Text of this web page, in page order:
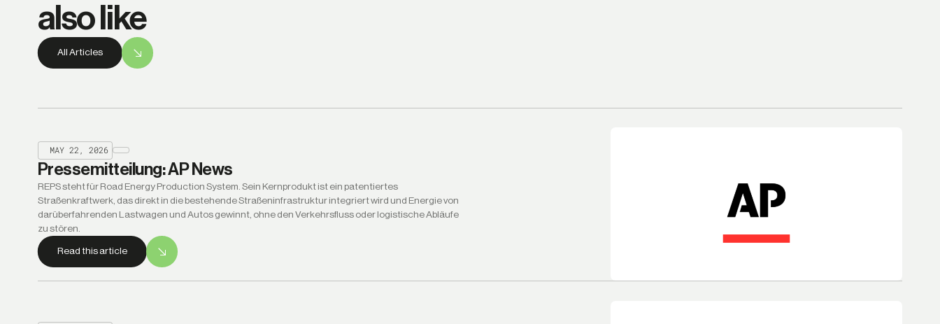
also like
All Articles
MAY 22, 2026
Pressemitteilung: AP News
REPS steht für Road Energy Production System. Sein Kernprodukt ist ein patentiertes
Straßenkraftwerk, das direkt in die bestehende Straßeninfrastruktur integriert wird und Energie von
darüberfahrenden Lastwagen und Autos gewinnt, ohne den Verkehrsfluss oder logistische Abläufe
zu stören.
Read this article